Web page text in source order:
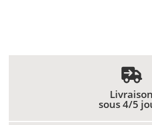
Livraison
sous 4/5